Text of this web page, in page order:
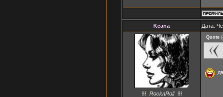
Kcana Дата:
RocknRoll
Quote (